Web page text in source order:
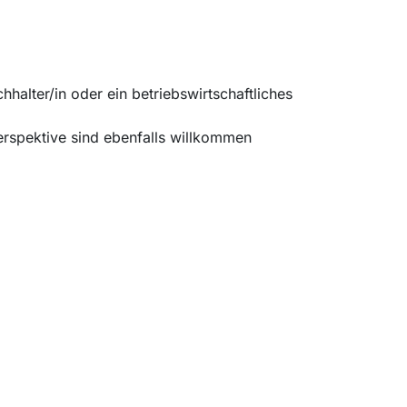
in oder ein betriebswirtschaftliches
sind ebenfalls willkommen